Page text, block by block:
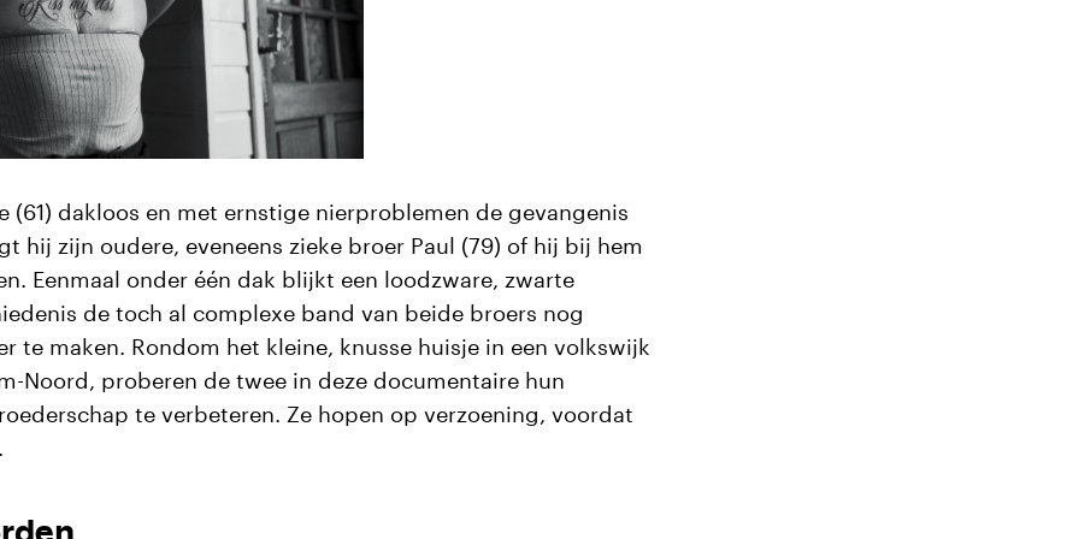
(61) dakloos en met ernstige nierproblemen de gevangenis
hij zijn oudere, eveneens zieke broer Paul (79) of hij bij hem
Eenmaal onder één dak blijkt een loodzware, zwarte
de toch al complexe band van beide broers nog
te maken. Rondom het kleine, knusse huisje in een volkswijk
Noord, proberen de twee in deze documentaire hun
te verbeteren. Ze hopen op verzoening, voordat